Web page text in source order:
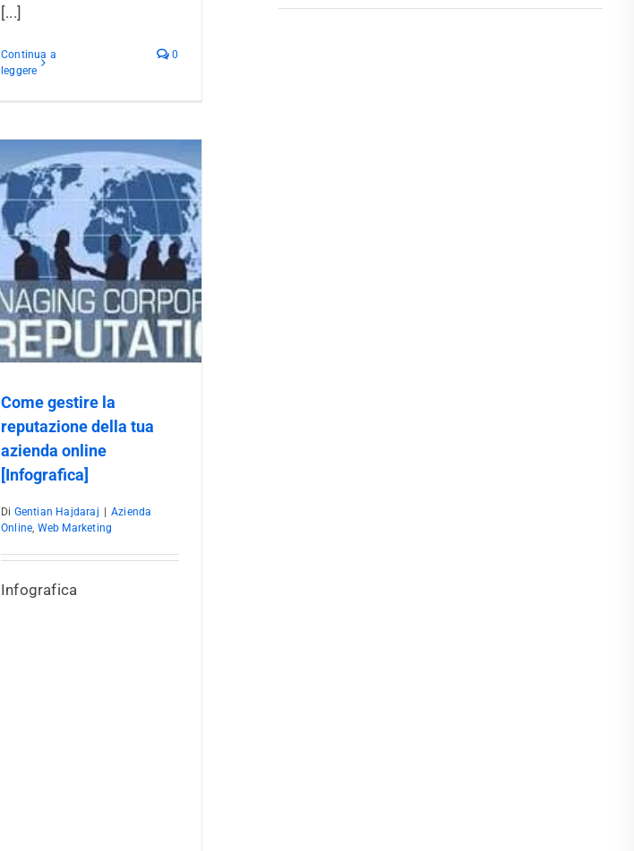
[...]
Continua a
leggere
0
Come gestire la
reputazione della tua
azienda online
[Infografica]
Di Gentian Hajdaraj
Azienda
Online, Web Marketing
Infografica